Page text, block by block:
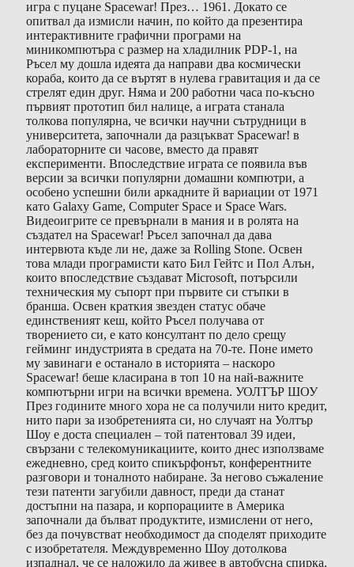
игра с пуцане Spacewar! През… 1961. Докато се
опитвал да измисли начин, по който да презентира
интерактивните графични програми на
миникомпютъра с размер на хладилник PDP-1, на
Ръсел му дошла идеята да направи два космически
кораба, които да се въртят в нулева гравитация и да се
стрелят един друг. Няма и 200 работни часа по-късно
първият прототип бил налице, а играта станала
толкова популярна, че всички научни сътрудници в
университета, започнали да разцъкват Spacewar! в
лабораторните си часове, вместо да правят
експерименти. Впоследствие играта се появила във
версии за всички популярни домашни компютри, а
особено успешни били аркадните й вариации от 1971
като Galaxy Game, Computer Space и Space Wars.
Видеоигрите се превърнали в мания и в ролята на
създател на Spacewar! Ръсел започнал да дава
интервюта къде ли не, даже за Rolling Stone. Освен
това млади програмисти като Бил Гейтс и Пол Алън,
които впоследствие създават Microsoft, потърсили
техническия му съпорт при първите си стъпки в
бранша. Освен краткия звезден статус обаче
единственият кеш, който Ръсел получава от
творението си, е като консултант по дело срещу
гейминг индустрията в средата на 70-те. Поне името
му завинаги е останало в историята – наскоро
Spacewar! беше класирана в топ 10 на най-важните
компютърни игри на всички времена. УОЛТЪР ШОУ
През годините много хора не са получили нито кредит,
нито пари за изобретенията си, но случаят на Уолтър
Шоу е доста специален – той патентовал 39 идеи,
свързани с телекомуникациите, които днес използваме
ежедневно, сред които спикърфонът, конферентните
разговори и тоналното набиране. За негово съжаление
тези патенти загубили давност, преди да станат
достъпни на пазара, и корпорациите в Америка
започнали да бълват продуктите, измислени от него,
без да почувстват необходимост да споделят приходите
с изобретателя. Междувременно Шоу дотолкова
изпаднал, че се наложило да живее в автобусна спирка.